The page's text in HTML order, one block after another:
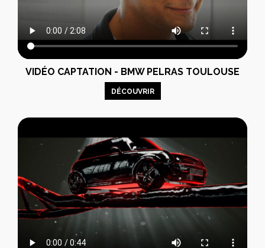
VIDÉO CAPTATION - BMW PELRAS TOULOUSE
DÉCOUVRIR